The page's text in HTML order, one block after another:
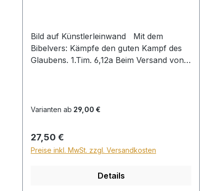
Bild auf Künstlerleinwand Mit dem
Bibelvers: Kämpfe den guten Kampf des
Glaubens. 1.Tim. 6,12a Beim Versand von
Sperrgut in Höhe von 28,99€ berechnet.
Sperrgutzuschlag 30€.
Varianten ab 29,00 €
Regulärer Preis:
27,50 €
Preise inkl. MwSt. zzgl. Versandkosten
Details